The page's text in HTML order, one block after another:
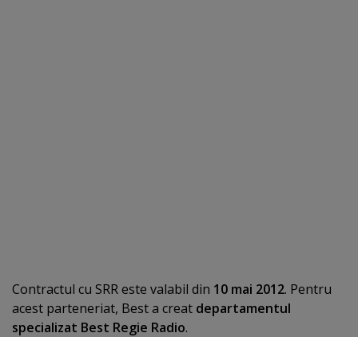
Contractul cu SRR este valabil din 10 mai 2012. Pentru
acest parteneriat, Best a creat departamentul
specializat Best Regie Radio.